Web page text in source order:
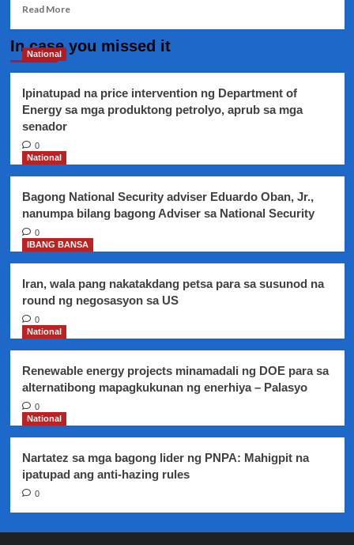
Read MoreRead
Panukalang
supplemental
budget
City,
inihain
Kamara
In case you missed it
National
Ipinatupad na price intervention ng Department of
Energy sa mga produktong petrolyo, aprub sa mga
senador
0
National
Bagong National Security adviser Eduardo Oban, Jr.,
nanumpa bilang bagong Adviser sa National Security
0
IBANG BANSA
Iran, wala pang nakatakdang petsa para sa susunod na
round ng negosasyon sa US
0
National
Renewable energy projects minamadali ng DOE para sa
alternatibong mapagkukunan ng enerhiya – Palasyo
0
National
Nartatez sa mga bagong lider ng PNPA: Mahigpit na
ipatupad ang anti-hazing rules
0